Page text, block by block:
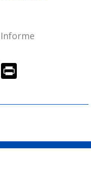
Informe
R
t